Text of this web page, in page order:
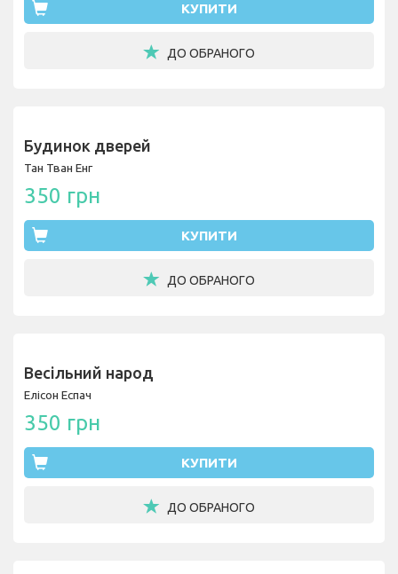
КУПИТИ
ДО ОБРАНОГО
Будинок дверей
Тан Тван Енг
350 грн
КУПИТИ
ДО ОБРАНОГО
Весільний народ
Елісон Еспач
350 грн
КУПИТИ
ДО ОБРАНОГО